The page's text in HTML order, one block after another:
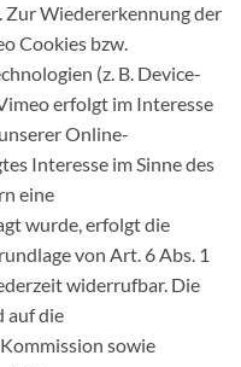
Wiedererkennung der
Cookies bzw.
(z. B. Device-
erfolgt im Interesse
Online-
Interesse im Sinne des
eine
wurde, erfolgt die
von Art. 6 Abs. 1
widerrufbar. Die
auf die
sowie